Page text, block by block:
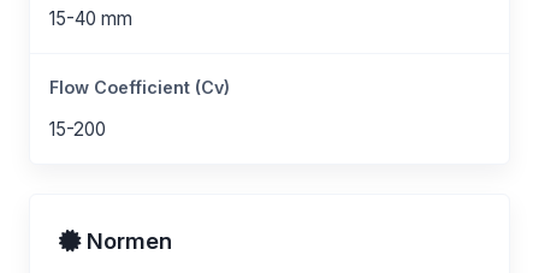
15-40 mm
Flow Coefficient (Cv)
15-200
Normen